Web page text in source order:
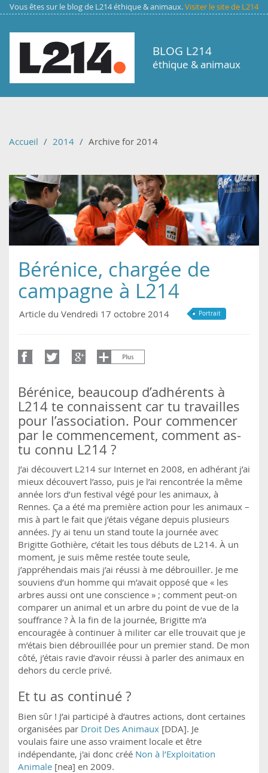
Aller au contenu principal
Vous êtes sur le blog de L214 éthique & animaux.Visiter le site de L214
BLOG L214
éthique & animaux
Accueil 2014 Archive for 2014
Bérénice, chargée de
campagne à L214
Article du Vendredi 17 octobre 2014 Portrait
Bérénice, beaucoup d’adhérents à
L214 te connaissent car tu travailles
pour l’association. Pour commencer
par le commencement, comment as-
tu connu L214 ?
J’ai découvert L214 sur Internet en 2008, en adhérant j’ai
mieux découvert l’asso, puis je l’ai rencontrée la même
année lors d’un festival végé pour les animaux, à
Rennes. Ça a été ma première action pour les animaux –
mis à part le fait que j’étais végane depuis plusieurs
années. J’y ai tenu un stand toute la journée avec
Brigitte Gothière, c’était les tous débuts de L214. À un
moment, je suis même restée toute seule,
j’appréhendais mais j’ai réussi à me débrouiller. Je me
souviens d’un homme qui m’avait opposé que « les
arbres aussi ont une conscience » ; comment peut-on
comparer un animal et un arbre du point de vue de la
souffrance ? À la fin de la journée, Brigitte m’a
encouragée à continuer à militer car elle trouvait que je
m’étais bien débrouillée pour un premier stand. De mon
côté, j’étais ravie d’avoir réussi à parler des animaux en
dehors du cercle privé.
Et tu as continué ?
Bien sûr ! J’ai participé à d’autres actions, dont certaines
organisées par Droit Des Animaux [DDA]. Je
voulais faire une asso vraiment locale et être
indépendante, j'ai donc créé Non à l’Exploitation
Animale [nea] en 2009.